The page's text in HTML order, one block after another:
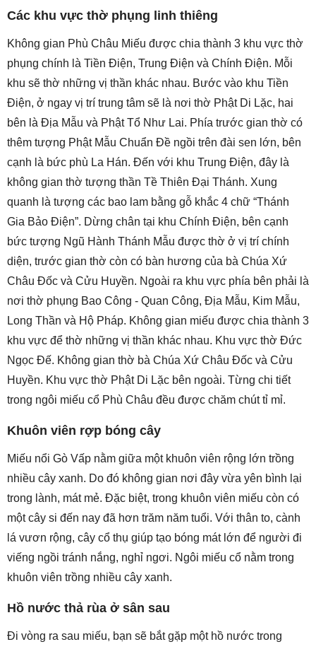
Các khu vực thờ phụng linh thiêng
Không gian Phù Châu Miếu được chia thành 3 khu vực thờ
phụng chính là Tiền Điện, Trung Điện và Chính Điện. Mỗi
khu sẽ thờ những vị thần khác nhau. Bước vào khu Tiền
Điện, ở ngay vị trí trung tâm sẽ là nơi thờ Phật Di Lặc, hai
bên là Địa Mẫu và Phật Tổ Như Lai. Phía trước gian thờ có
thêm tượng Phật Mẫu Chuẩn Đề ngồi trên đài sen lớn, bên
cạnh là bức phù La Hán. Đến với khu Trung Điện, đây là
không gian thờ tượng thần Tề Thiên Đại Thánh. Xung
quanh là tượng các bao lam bằng gỗ khắc 4 chữ “Thánh
Gia Bảo Điện”. Dừng chân tại khu Chính Điện, bên cạnh
bức tượng Ngũ Hành Thánh Mẫu được thờ ở vị trí chính
diện, trước gian thờ còn có bàn hương của bà Chúa Xứ
Châu Đốc và Cửu Huyền. Ngoài ra khu vực phía bên phải là
nơi thờ phụng Bao Công - Quan Công, Địa Mẫu, Kim Mẫu,
Long Thần và Hộ Pháp. Không gian miếu được chia thành 3
khu vực để thờ những vị thần khác nhau. Khu vực thờ Đức
Ngọc Đế. Không gian thờ bà Chúa Xứ Châu Đốc và Cửu
Huyền. Khu vực thờ Phật Di Lặc bên ngoài. Từng chi tiết
trong ngôi miếu cổ Phù Châu đều được chăm chút tỉ mỉ.
Khuôn viên rợp bóng cây
Miếu nổi Gò Vấp nằm giữa một khuôn viên rộng lớn trồng
nhiều cây xanh. Do đó không gian nơi đây vừa yên bình lại
trong lành, mát mẻ. Đặc biệt, trong khuôn viên miếu còn có
một cây si đến nay đã hơn trăm năm tuổi. Với thân to, cành
lá vươn rộng, cây cổ thụ giúp tạo bóng mát lớn để người đi
viếng ngồi tránh nắng, nghỉ ngơi. Ngôi miếu cổ nằm trong
khuôn viên trồng nhiều cây xanh.
Hồ nước thả rùa ở sân sau
Đi vòng ra sau miếu, bạn sẽ bắt gặp một hồ nước trong